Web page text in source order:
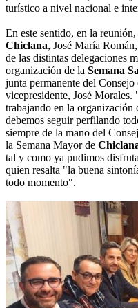
turístico a nivel nacional e
En este sentido, en la
Chiclana, José María
de las distintas delegaciones
organización de la Semana
junta permanente del Consejo
vicepresidente, José
trabajando en la organización
debemos seguir perfilando
siempre de la mano del
la Semana Mayor de
tal y como ya pudimos
quien resalta "la buena
todo momento".